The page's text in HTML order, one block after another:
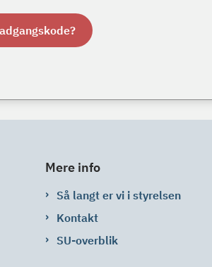
Mere info
Så langt er vi i styrelsen
Kontakt
SU-overblik